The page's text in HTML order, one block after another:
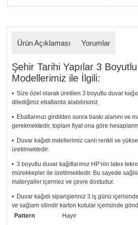
Ürün Açıklaması Yorumlar
Şehir Tarihi Yapılar 3 Boyutlu
Modellerimiz ile İlgili:
• Size özel olarak üretilen 3 boyutlu duvar
dilediğiniz ebatlarda alabilirsiniz.
• Ebatlarınızı girdikten sonra baskı alanını ve
gerekmektedir, toplam fiyat ona göre
• Duvar kağıdı mdellerimiz canlı renkli ve
üretilmektedir.
• 3 boyutlu duvar kağıtlarımız HP’nin latex
mürekkepler ile üretilmektedir. Bu sayede
materyaller içermez ve çevre dostudur.
• Duvar kağıdı siparişleriniz 3 iş günü
ve sağlam silindir karton kutular içerisinde
• Tutkalınız, siparişiniz ile birlikte ücretsiz
Pattern
Hayır